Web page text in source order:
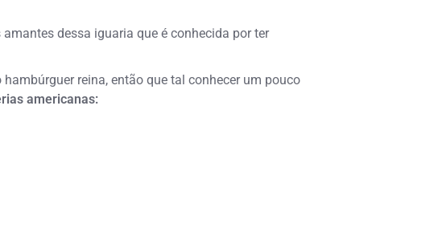
dessa iguaria que é conhecida por ter
reina, então que tal conhecer um pouco
americanas: